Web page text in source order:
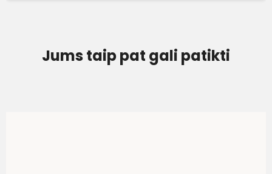
Jums taip pat gali patikti